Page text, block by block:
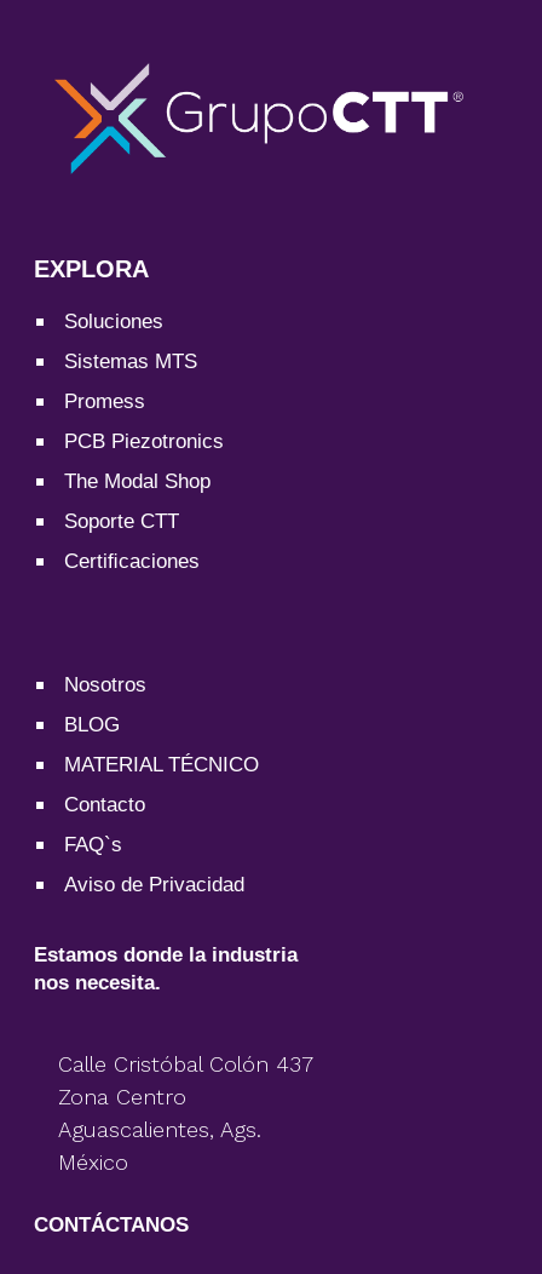
EXPLORA
Soluciones
Sistemas MTS
Promess
PCB Piezotronics
The Modal Shop
Soporte CTT
Certiﬁcaciones
Nosotros
BLOG
MATERIAL TÉCNICO
Contacto
FAQ`s
Aviso de Privacidad
Estamos donde la industria
nos necesita.
Calle Cristóbal Colón 437
Zona Centro
Aguascalientes, Ags.
México
CONTÁCTANOS